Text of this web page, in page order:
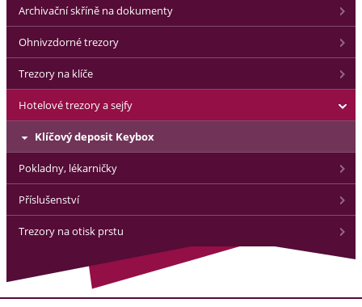
Archivační skříně na dokumenty
Ohnivzdorné trezory
Trezory na klíče
Hotelové trezory a sejfy
Klíčový deposit Keybox
Pokladny, lékarničky
Příslušenství
Trezory na otisk prstu